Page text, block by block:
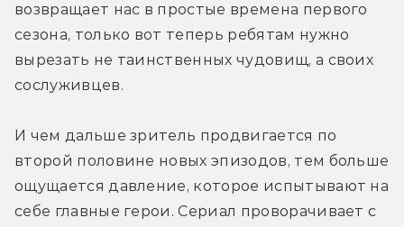
возвращает нас в простые времена первого
сезона, только вот теперь ребятам нужно
вырезать не таинственных чудовищ, а своих
сослуживцев.
И чем дальше зритель продвигается по
второй половине новых эпизодов, тем больше
ощущается давление, которое испытывают на
себе главные герои. Сериал проворачивает с